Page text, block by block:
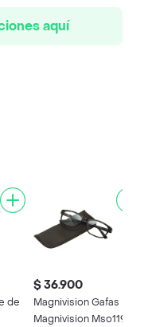
aquí
de
$ 36.900
Magnivision Gafas
Magnivision Mso119